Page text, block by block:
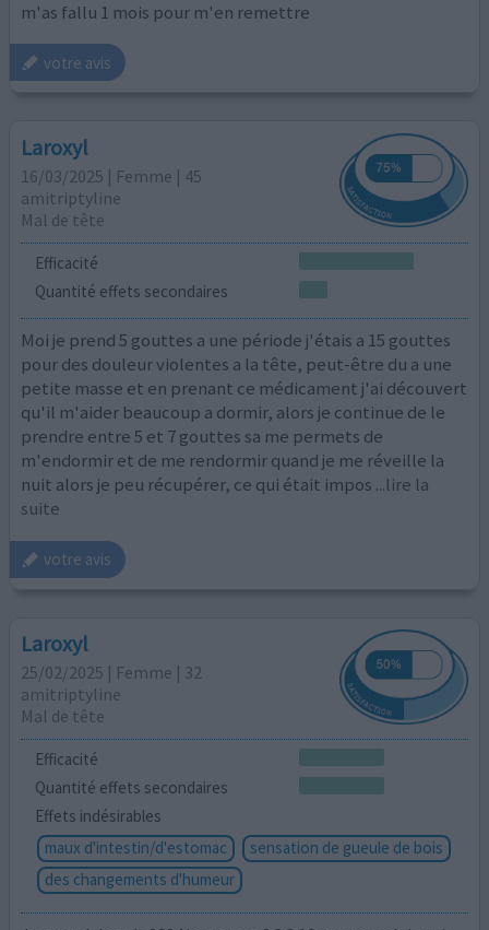
m'as fallu 1 mois pour m'en remettre
votre avis
Laroxyl
16/03/2025 | Femme | 45
amitriptyline
Mal de tête
Efficacité
Quantité effets secondaires
Moi je prend 5 gouttes a une période j'étais a 15 gouttes
pour des douleur violentes a la tête, peut-être du a une
petite masse et en prenant ce médicament j'ai découvert
qu'il m'aider beaucoup a dormir, alors je continue de le
prendre entre 5 et 7 gouttes sa me permets de
m'endormir et de me rendormir quand je me réveille la
nuit alors je peu récupérer, ce qui était impos ...lire la
suite
votre avis
Laroxyl
25/02/2025 | Femme | 32
amitriptyline
Mal de tête
Efficacité
Quantité effets secondaires
Effets indésirables
maux d'intestin/d'estomac
sensation de gueule de bois
des changements d'humeur